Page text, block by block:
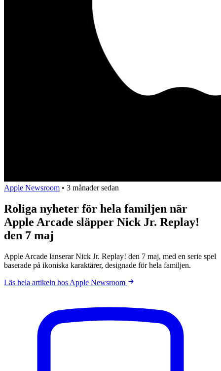
Apple Newsroom • 3 månader sedan
Roliga nyheter för hela familjen när
Apple Arcade släpper Nick Jr. Replay!
den 7 maj
Apple Arcade lanserar Nick Jr. Replay! den 7 maj, med en serie spel
baserade på ikoniska karaktärer, designade för hela familjen.
Läs hela artikeln hos Apple Newsroom